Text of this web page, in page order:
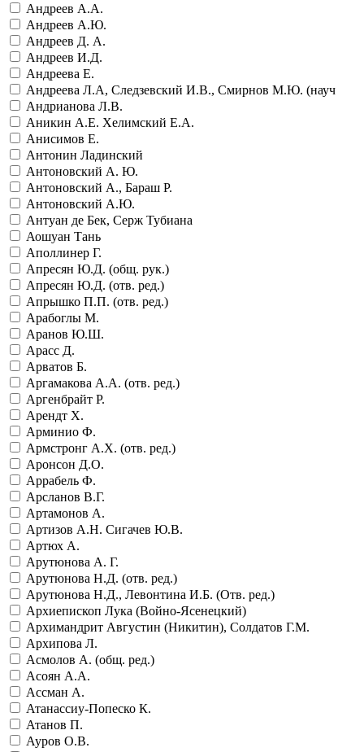
Андреев А.А.
Андреев А.Ю.
Андреев Д. А.
Андреев И.Д.
Андреева Е.
Андреева Л.А, Следзевский И.В., Смирнов М.Ю. (науч
Андрианова Л.В.
Аникин А.Е. Хелимский Е.А.
Анисимов Е.
Антонин Ладинский
Антоновский А. Ю.
Антоновский А., Бараш Р.
Антоновский А.Ю.
Антуан де Бек, Серж Тубиана
Аошуан Тань
Аполлинер Г.
Апресян Ю.Д. (общ. рук.)
Апресян Ю.Д. (отв. ред.)
Апрышко П.П. (отв. ред.)
Арабоглы М.
Аранов Ю.Ш.
Арасс Д.
Арватов Б.
Аргамакова А.А. (отв. ред.)
Аргенбрайт Р.
Арендт Х.
Арминио Ф.
Армстронг А.Х. (отв. ред.)
Аронсон Д.О.
Аррабель Ф.
Арсланов В.Г.
Артамонов А.
Артизов А.Н. Сигачев Ю.В.
Артюх А.
Арутюнова А. Г.
Арутюнова Н.Д. (отв. ред.)
Арутюнова Н.Д., Левонтина И.Б. (Отв. ред.)
Архиепископ Лука (Войно-Ясенецкий)
Архимандрит Августин (Никитин), Солдатов Г.М.
Архипова Л.
Асмолов А. (общ. ред.)
Асоян А.А.
Ассман А.
Атанассиу-Попеско К.
Атанов П.
Ауров О.В.